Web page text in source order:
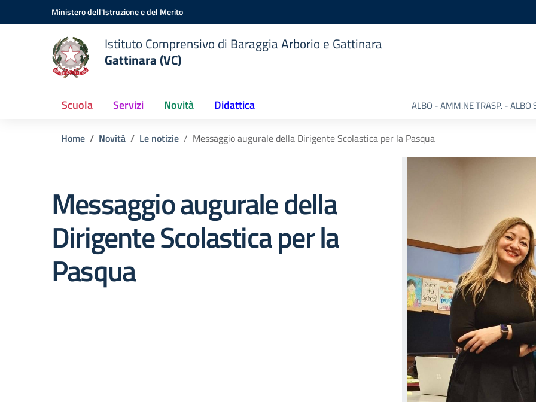
Vai ai contenuti
Vai al menu di navigazioneMinistero dell'Istruzione e del Merito
Istituto Comprensivo di Baraggia Arborio e Gattinara
Gattinara (VC)
Scuola Servizi Novità Didattica ALBO - AMM.NE TRASP. - ALBO
Home Novità Le notizie Messaggio augurale della Dirigente Scolastica per la Pasqua
Messaggio augurale della
Dirigente Scolastica per la
Pasqua